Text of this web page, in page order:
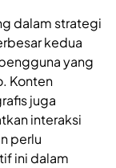
dalam strategi
kedua
yang
Konten
juga
interaksi
perlu
ini dalam